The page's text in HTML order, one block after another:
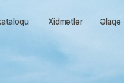
Xidmətlər Əlaqə